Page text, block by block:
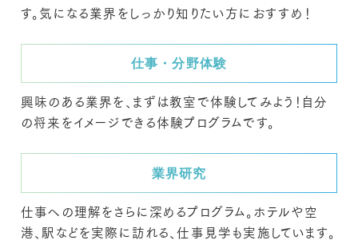
す。気になる業界をしっかり知りたい方におすすめ！
仕事・分野体験
興味のある業界を、まずは教室で体験してみよう！自分
の将来をイメージできる体験プログラムです。
業界研究
仕事への理解をさらに深めるプログラム。ホテルや空
港、駅などを実際に訪れる、仕事見学も実施しています。